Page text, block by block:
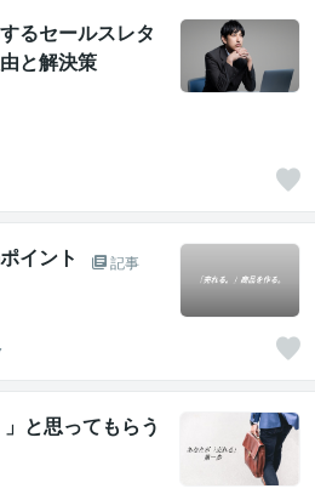
るセールスレタ
と解決策
イント
記事
と思ってもらう